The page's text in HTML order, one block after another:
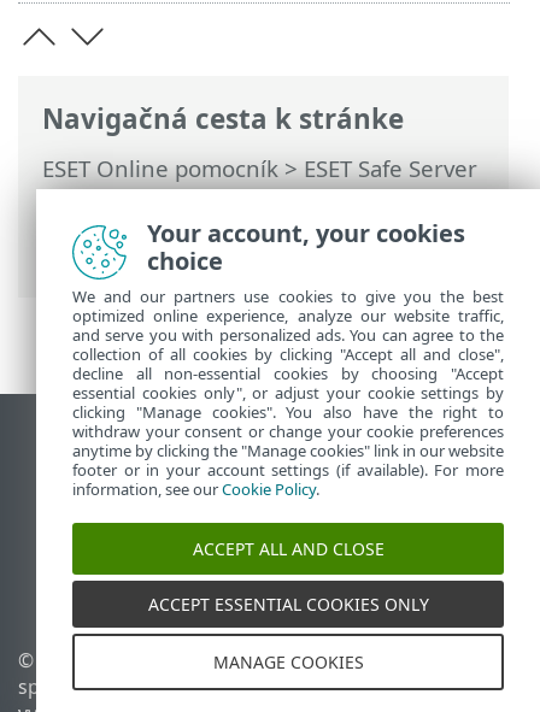
Navigačná cesta k stránke
ESET Online pomocník>ESET Safe Server
>Práca s programom ESET Safe Server>
Rozšírené nastavenia>Ochrana> Správa
zariadení
Zobraziť stránku ako na počítači
End of Life
Databáza znalostí ESET
ESET Fórum
ESET Status Portal
Technická podpora
© 1992 - 2026 ESET,
spol. s r. o. Všetky práva
Spravovať súbory cookie
Zásady používania súborov
Your account, your cookies
choice
We and our partners use cookies to give you the best
optimized online experience, analyze our website traffic,
and serve you with personalized ads. You can agree to the
collection of all cookies by clicking "Accept all and close",
decline all non-essential cookies by choosing "Accept
essential cookies only", or adjust your cookie settings by
clicking "Manage cookies". You also have the right to
withdraw your consent or change your cookie preferences
anytime by clicking the "Manage cookies" link in our website
footer or in your account settings (if available). For more
information, see ourCookie Policy.
ACCEPT ALL AND CLOSE
ACCEPT ESSENTIAL COOKIES ONLY
MANAGE COOKIES